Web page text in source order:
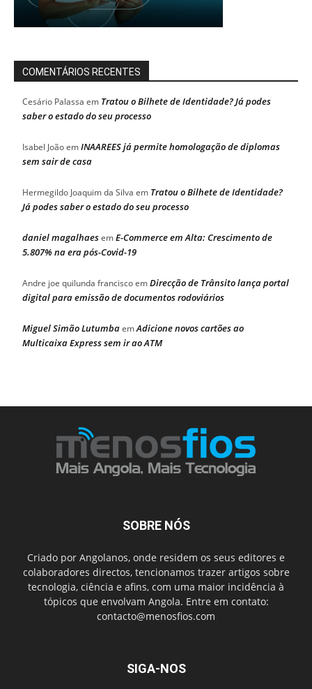
COMENTÁRIOS RECENTES
Cesário Palassa em Tratou o Bilhete de Identidade? Já podes
saber o estado do seu processo
Isabel JoãoemINAAREES já permite homologação de diplomas
sem sair de casa
Hermegildo Joaquim da Silva em Tratou o Bilhete de Identidade?
Já podes saber o estado do seu processo
daniel magalhaesemE-Commerce em Alta: Crescimento de
5.807% na era pós-Covid-19
Andre joe quilunda franciscoemDirecção de Trânsito lança portal
digital para emissão de documentos rodoviários
Miguel Simão LutumbaemAdicione novos cartões ao
Multicaixa Express sem ir ao ATM
SOBRE NÓS
Criado por Angolanos, onde residem os seus editores e
colaboradores directos, tencionamos trazer artigos sobre
tecnologia, ciência e afins, com uma maior incidência à
tópicos que envolvam Angola. Entre em contato:
contacto@menosfios.com
SIGA-NOS